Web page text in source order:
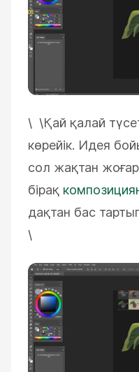
\ \Қай қалай
көрейік. Идея
сол жақтан
бірақ
дақтан бас
\